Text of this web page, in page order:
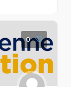
0